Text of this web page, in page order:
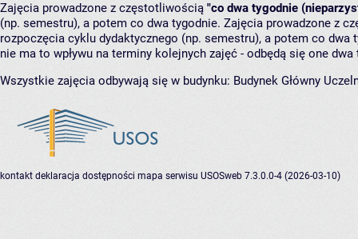
Zajęcia prowadzone z częstotliwością "co dwa tygodnie
(np. semestru), a potem co dwa tygodnie. Zajęcia prowadzone z
rozpoczęcia cyklu dydaktycznego (np. semestru), a potem co
nie ma to wpływu na terminy kolejnych zajęć - odbędą się one
Wszystkie zajęcia odbywają się w budynku: Budynek Główny
kontakt deklaracja dostępności mapa serwisu USOSweb 7.3.0.0-4 (2026-03-10)